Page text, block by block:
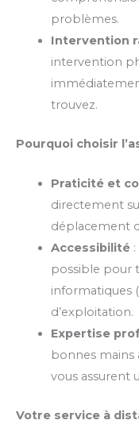
problèmes.
Intervention
intervention
trouvez.
Pourquoi choisir
Praticité et
directement
déplacement
Accessibilité:
possible pour
informatiques
d’exploitation.
Expertise
bonnes mains
vous assurent
Votre service à